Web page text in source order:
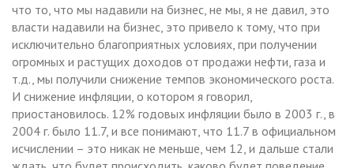
что то, что мы надавили на бизнес, не мы, я не давил, это
власти надавили на бизнес, это привело к тому, что при
исключительно благоприятных условиях, при получении
огромных и растущих доходов от продажи нефти, газа и
т.д., мы получили снижение темпов экономического роста.
И снижение инфляции, о котором я говорил,
приостановилось. 12% годовых инфляции было в 2003 г., в
2004 г. было 11.7, и все понимают, что 11.7 в официальном
исчислении – это никак не меньше, чем 12, и дальше стали